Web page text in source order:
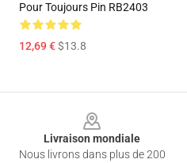
Pour Toujours Pin RB2403
12,69 €$13.8
Livraison mondiale
Nous livrons dans plus de 200